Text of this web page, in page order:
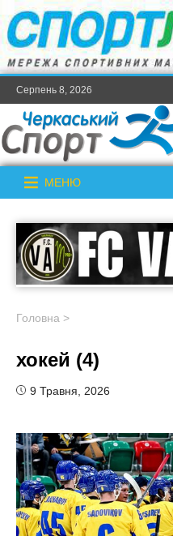
Серпень 8, 2026
МЕНЮ
Головна >
хокей (4)
9 Травня, 2026